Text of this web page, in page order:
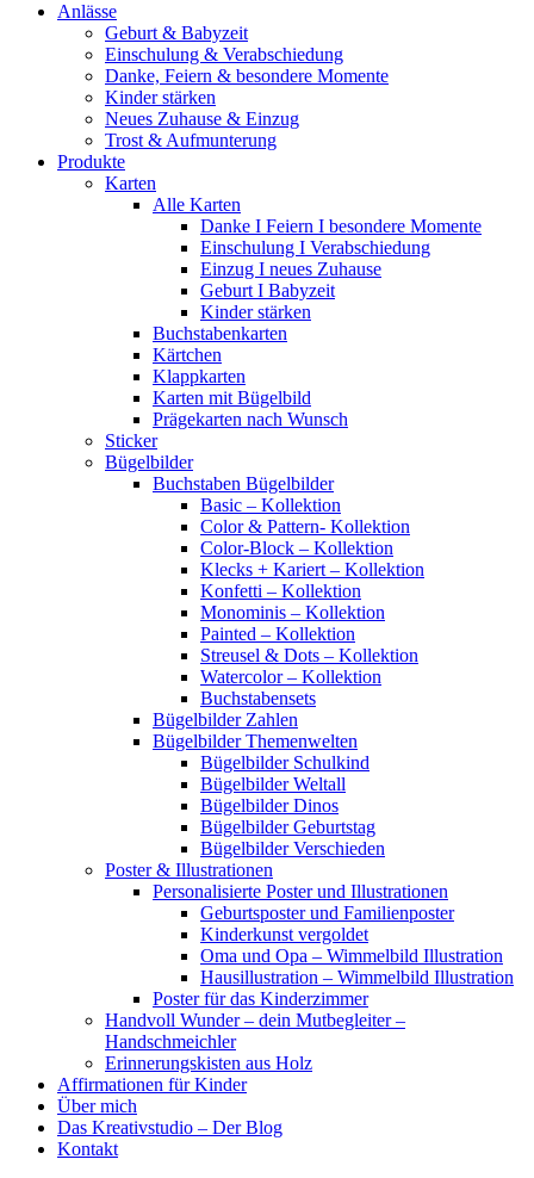
Anlässe
Geburt & Babyzeit
Einschulung & Verabschiedung
Danke, Feiern & besondere Momente
Kinder stärken
Neues Zuhause & Einzug
Trost & Aufmunterung
Produkte
Karten
Alle Karten
Danke I Feiern I besondere Momente
Einschulung I Verabschiedung
Einzug I neues Zuhause
Geburt I Babyzeit
Kinder stärken
Buchstabenkarten
Kärtchen
Klappkarten
Karten mit Bügelbild
Prägekarten nach Wunsch
Sticker
Bügelbilder
Buchstaben Bügelbilder
Basic – Kollektion
Color & Pattern- Kollektion
Color-Block – Kollektion
Klecks + Kariert – Kollektion
Konfetti – Kollektion
Monominis – Kollektion
Painted – Kollektion
Streusel & Dots – Kollektion
Watercolor – Kollektion
Buchstabensets
Bügelbilder Zahlen
Bügelbilder Themenwelten
Bügelbilder Schulkind
Bügelbilder Weltall
Bügelbilder Dinos
Bügelbilder Geburtstag
Bügelbilder Verschieden
Poster & Illustrationen
Personalisierte Poster und Illustrationen
Geburtsposter und Familienposter
Kinderkunst vergoldet
Oma und Opa – Wimmelbild Illustration
Hausillustration – Wimmelbild Illustration
Poster für das Kinderzimmer
Handvoll Wunder – dein Mutbegleiter –
Handschmeichler
Erinnerungskisten aus Holz
Affirmationen für Kinder
Über mich
Das Kreativstudio – Der Blog
Kontakt